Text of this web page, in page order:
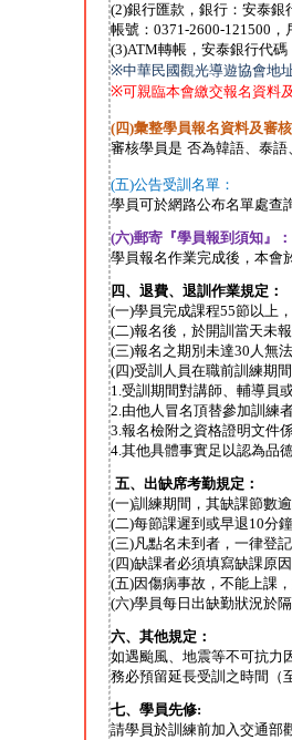
(2)銀行匯款，銀行：安泰銀
帳號： 0371-2600-121500
(3)ATM轉帳，安泰銀行代碼
※中華民國觀光導遊協會地
※可親臨本會繳交報名資料
( 四)彙整學員報名資料及審
審核學員是 否為韓語、 泰語
(五)公告受訓名單：
學員可於網路公布名單處查
(六)郵寄『學員報到須知』：
學員報名作業完成後，本會
四、退費、退訓作業規定：
(一)學員完成課程55節以上
(二)報名後，於開訓當天未
(三)報名之期別未達30 人無
(四)受訓人員在職前訓練期
1.受訓期間對講師、輔導員
2.由他人冒名頂替參加訓練者
3.報名檢附之資格證明文件
4.其他具體事實足以認為品
五、出缺席考勤規定：
(一)訓練期間，其缺課節數
(二)每節課遲到或早退10分
(三)凡點名未到者，一律登記
(四)缺課者必須填寫缺課原因
(五)因傷病事故，不能上課
(六)學員每日出缺勤狀況於
六、其他規定：
如遇颱風、地震等不可抗力
務必預留延長受訓之時間（
七、學員先修:
請學員於訓練前加入交通部